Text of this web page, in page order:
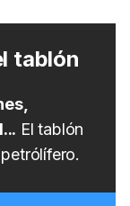
tablón
El tablón